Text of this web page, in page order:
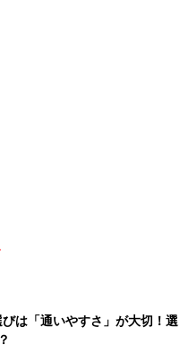
は「通いやすさ」が大切！選